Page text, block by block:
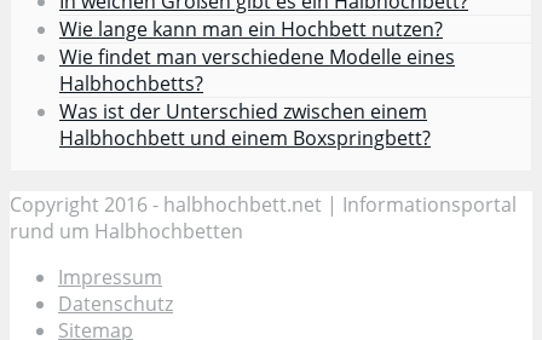
Wie lange kann man ein Hochbett nutzen?
Wie findet man verschiedene Modelle eines
Halbhochbetts?
Was ist der Unterschied zwischen einem
Halbhochbett und einem Boxspringbett?
Copyright 2016 - halbhochbett.net | Informationsportal
rund um Halbhochbetten
Impressum
Datenschutz
Sitemap